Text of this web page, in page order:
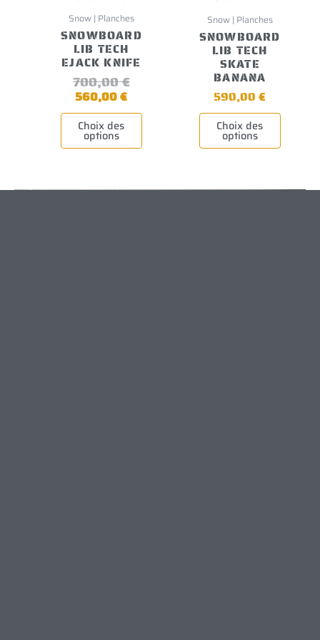
Snow | Planches
SNOWBOARD
LIB TECH
EJACK KNIFE
700,00€
560,00€
Choix des
options
la
page
du
produit
Snow | Planches
SNOWBOARD
LIB TECH
SKATE
BANANA
590,00€
Choix des
options
la
page
du
produit